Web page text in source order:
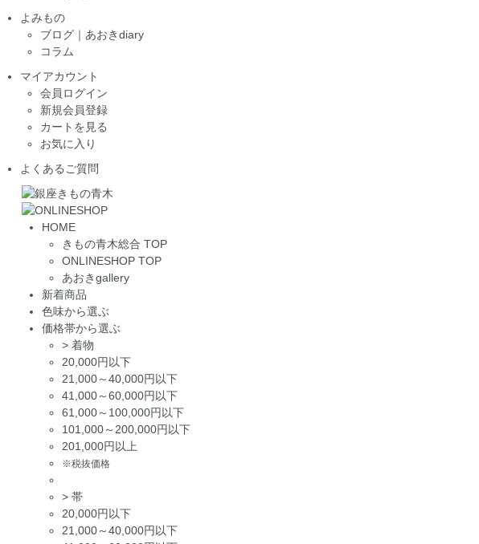
よみもの
ブログ｜あおきdiary
コラム
マイアカウント
会員ログイン
新規会員登録
カートを見る
お気に入り
よくあるご質問
HOME
きもの青木総合 TOP
ONLINESHOP TOP
あおきgallery
新着商品
色味から選ぶ
価格帯から選ぶ
> 着物
20,000円以下
21,000～40,000円以下
41,000～60,000円以下
61,000～100,000円以下
101,000～200,000円以下
201,000円以上
※税抜価格
> 帯
20,000円以下
21,000～40,000円以下